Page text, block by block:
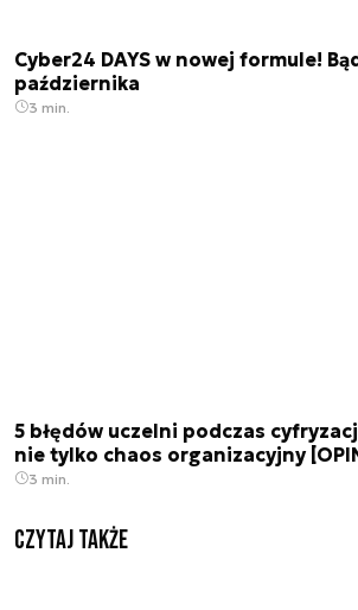
Cyber24 DAYS w nowej formule!
października
3 min.
5 błędów uczelni podczas
nie tylko chaos organizacyjny
3 min.
Czytaj także